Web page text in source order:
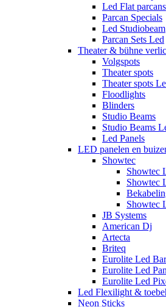
Led Flat parcans
Parcan Specials
Led Studiobeam
Parcan Sets Led
Theater & bühne
Volgspots
Theater spots
Theater spots
Floodlights
Blinders
Studio Beams
Studio Beams
Led Panels
LED panelen en
Showtec
Showtec
Showtec
Showtec
JB Systems
American Dj
Artecta
Briteq
Eurolite Led
Eurolite Led
Eurolite Led
Led Flexilight &
Neon Sticks